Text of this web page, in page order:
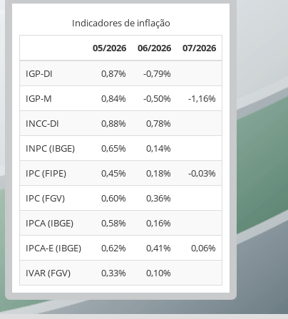
Indicadores de inflação
05/2026
06/2026
07/2026
IGP-DI
0,87%
-0,79%
IGP-M
0,84% -0,50%
-1,16%
INCC-DI
0,88%
0,78%
INPC (IBGE)
0,65%
0,14%
IPC (FIPE)
0,45% 0,18%
-0,03%
IPC (FGV)
0,60%
0,36%
IPCA (IBGE)
0,58%
0,16%
IPCA-E (IBGE)
0,62% 0,41%
0,06%
IVAR (FGV)
0,33% 0,10%